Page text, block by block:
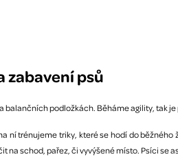
zabavení psů
balančních podložkách. Běháme agility, tak
ní trénujeme triky, které se hodí do
na schod, pařez, či vyvýšené místo. Psíci se